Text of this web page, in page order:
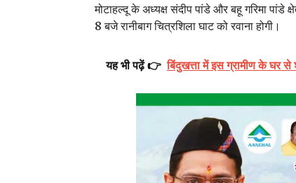
मोटाहल्दू के अध्यक्ष संदीप पांडे और बहू गरिमा
8 बजे रानीबाग चित्रशिला घाट को रवाना होगी।
यह भी पढ़ें 👉 बिंदुखत्ता में इस ग्रामीण के घर